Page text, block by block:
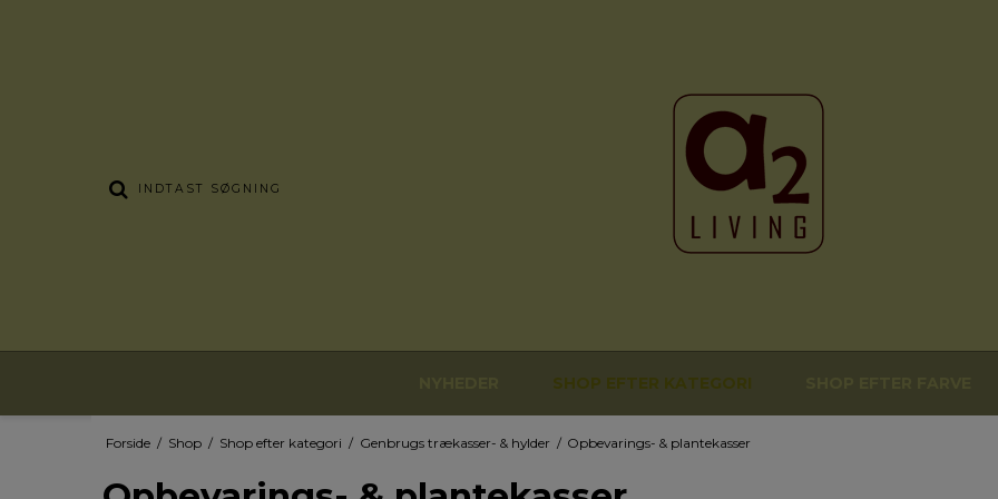
SHOP EFTER KATEGORI
Forside / Shop / Shop efter kategori / Genbrugs trækasser- & hylder / Opbevarings- & plantekasser